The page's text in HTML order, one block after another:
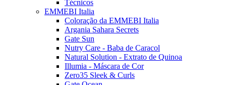
Técnicos
EMMEBI Italia
Coloração da EMMEBI Italia
Argania Sahara Secrets
Gate Sun
Nutry Care - Baba de Caracol
Natural Solution - Extrato de Quinoa
Illumia - Máscara de Cor
Zero35 Sleek & Curls